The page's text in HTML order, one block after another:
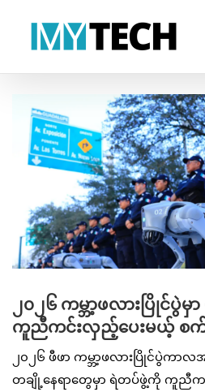
View
Larger
Image
၂၀၂၆ ကမ္ဘာ့ဖလားပြိုင်
ကူညီကင်းလှည့်ပေးမယ့် စက်
၂၀၂၆ ဖီဖာ ကမ္ဘာ့ဖလားပြိုင်ပွဲကာ
တချို့နေရာတွေမှာ ရဲတပ်ဖွဲ့ကို ကူ